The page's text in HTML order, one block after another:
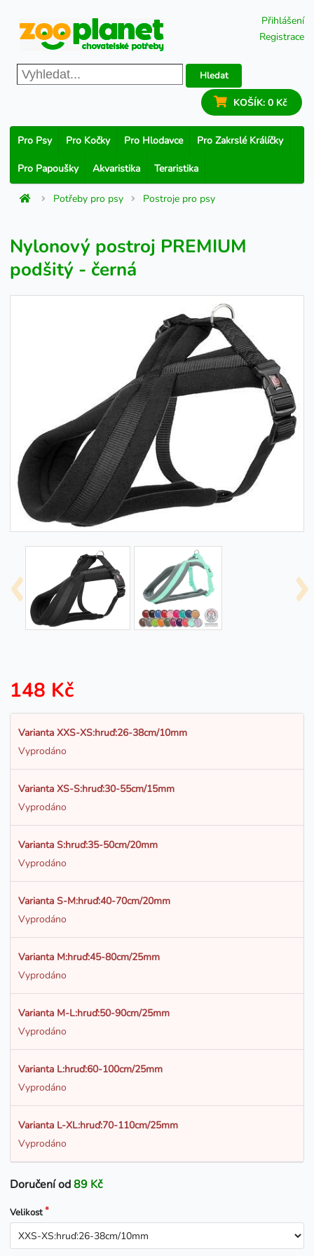
Přihlášení
Registrace
Hledat
KOŠÍK: 0 Kč
Pro Psy Pro Kočky Pro Hlodavce Pro Zakrslé Králíčky
Pro Papoušky Akvaristika Teraristika
Potřeby pro psy Postroje pro psy
Nylonový postroj PREMIUM
podšitý - černá
148 Kč
Varianta XXS-XS:hruď:26-38cm/10mm
Vyprodáno
Varianta XS-S:hruď:30-55cm/15mm
Vyprodáno
Varianta S:hruď:35-50cm/20mm
Vyprodáno
Varianta S-M:hruď:40-70cm/20mm
Vyprodáno
Varianta M:hruď:45-80cm/25mm
Vyprodáno
Varianta M-L:hruď:50-90cm/25mm
Vyprodáno
Varianta L:hruď:60-100cm/25mm
Vyprodáno
Varianta L-XL:hruď:70-110cm/25mm
Vyprodáno
Doručení od89 Kč
Velikost